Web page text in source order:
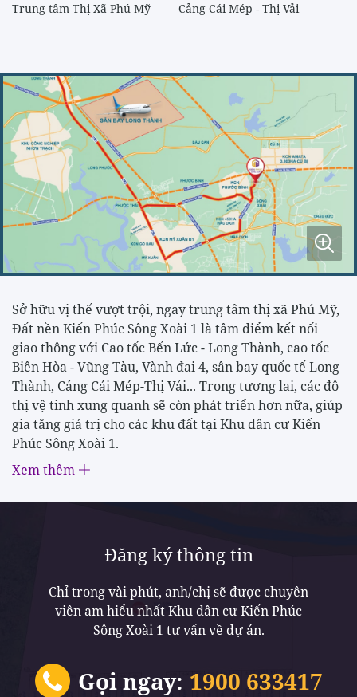
Trung tâm Thị Xã Phú Mỹ Cảng Cái Mép - Thị Vải
Sở hữu vị thế vượt trội, ngay trung tâm thị xã Phú Mỹ,
Đất nền Kiến Phúc Sông Xoài 1 là tâm điểm kết nối
giao thông với Cao tốc Bến Lức - Long Thành, cao tốc
Biên Hòa - Vũng Tàu, Vành đai 4, sân bay quốc tế Long
Thành, Cảng Cái Mép-Thị Vải... Trong tương lai, các đô
thị vệ tinh xung quanh sẽ còn phát triển hơn nữa, giúp
gia tăng giá trị cho các khu đất tại Khu dân cư Kiến
Phúc Sông Xoài 1.
Xem thêm
Đăng ký thông tin
Chỉ trong vài phút, anh/chị sẽ được chuyên
viên am hiểu nhất Khu dân cư Kiến Phúc
Sông Xoài 1 tư vấn về dự án.
Gọi ngay: 1900 633417